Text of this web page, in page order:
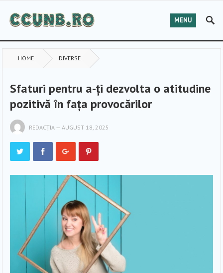
MENU
HOME DIVERSE
Sfaturi pentru a-ți dezvolta o atitudine
pozitivă în fața provocărilor
REDACȚIA —AUGUST 18, 2025